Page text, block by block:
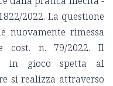
2022. La questione
nuovamente rimessa
cost. n. 79/2022. Il
in gioco spetta al
si realizza attraverso